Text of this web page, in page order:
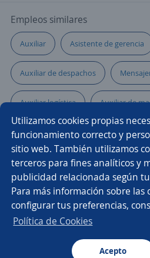
Utilizamos cookies propias
funcionamiento correcto y
sitio web. También utilizamos
terceros para fines analíticos y
publicidad relacionada según
Para más información sobre las
configurar tus preferencias,
Política de Cookies
Acepto
Empleos similares
Auxiliar Asistente de gerencia
Auxiliar de despachos
Auxiliar logística Auxiliar de
Auxiliar de almacén Auxiliar
Almacenista Auxiliar de cocina
Asistente/a de importaciones
Chófer Auxiliar de producción
Auxiliar de contratación
Buscar es más
CT App
Navegador